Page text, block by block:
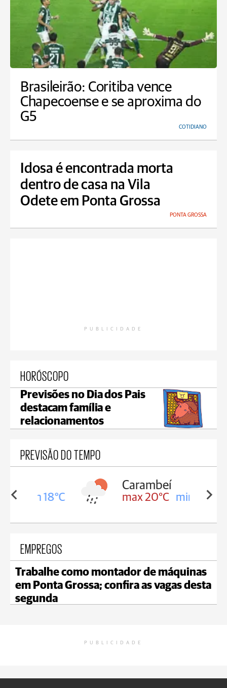
Brasileirão: Coritiba vence
Chapecoense e se aproxima do
G5
COTIDIANO
Idosa é encontrada morta
dentro de casa na Vila
Odete em Ponta Grossa
PONTA GROSSA
PUBLICIDADE
HORÓSCOPO
Previsões no Dia dos Pais
destacam família e
relacionamentos
PREVISÃO DO TEMPO
18°C
Carambeí
max 20°C min 18°C
EMPREGOS
Trabalhe como montador de máquinas
em Ponta Grossa; confira as vagas desta
segunda
PUBLICIDADE